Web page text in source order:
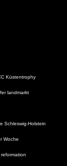
Küstentrophy
landmarkt
Schleswig-Holstein
Woche